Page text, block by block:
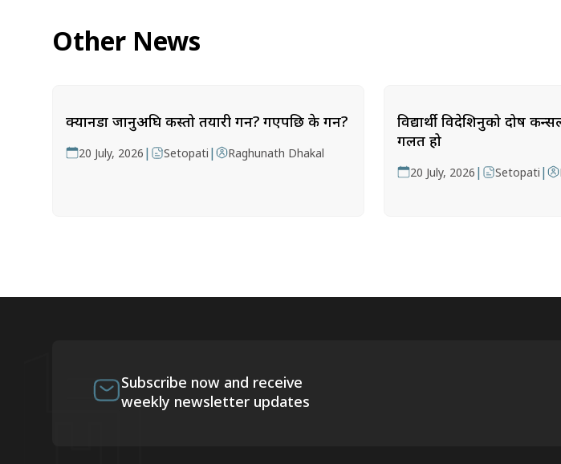
Other News
क्यानडा जानुअघि कस्तो तयारी गर्ने? गएपछि के गर्ने?
20 July, 2026 | Setopati | Raghunath Dhakal
विद्यार्थी विदेशिनुको दोष
गलत हो
20 July, 2026 | Setopati |
Subscribe now and receive
weekly newsletter updates